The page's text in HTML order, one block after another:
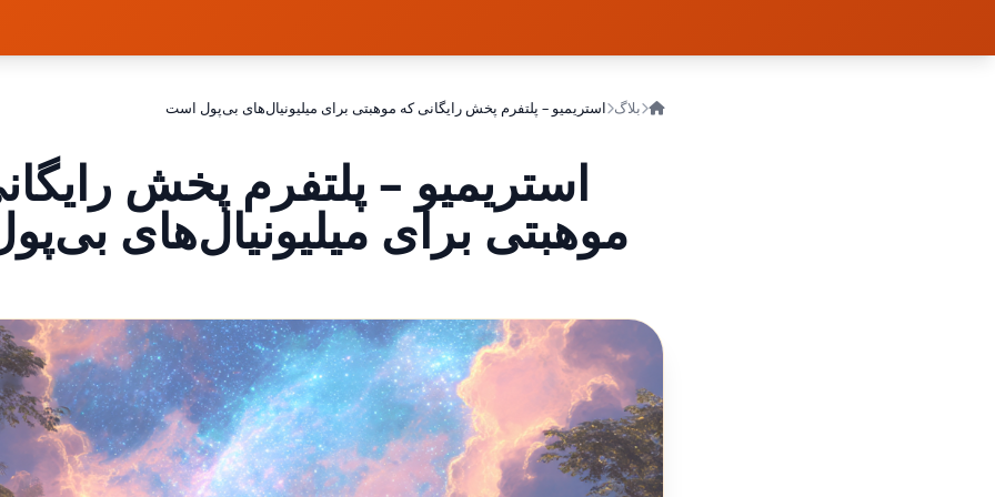
بلاگ استریمیو – پلتفرم پخش رایگانی که موهبتی برای میلیونیال‌های بی‌پول است
استریمیو – پلتفرم پخش
موهبتی برای میلیونیال‌های